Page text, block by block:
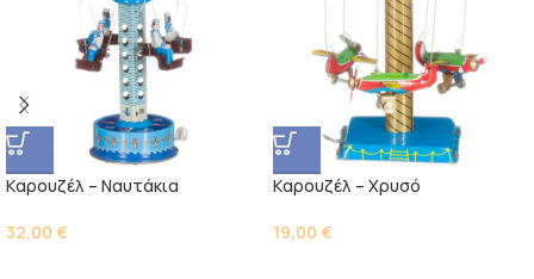
Kαρουζέλ – Ναυτάκια
32,00 €
Kαρουζέλ – Χρυσό
19,00 €